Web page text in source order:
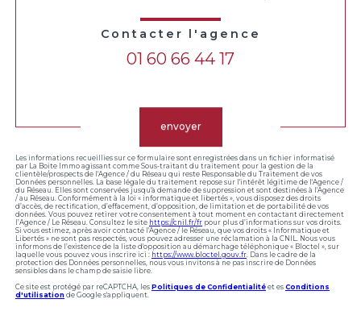
Contacter l'agence
01 60 66 44 17
envoyer
Les informations recueillies sur ce formulaire sont enregistrées dans un fichier informatisé
par La Boite Immo agissant comme Sous-traitant du traitement pour la gestion de la
clientèle/prospects de l'Agence / du Réseau qui reste Responsable du Traitement de vos
Données personnelles. La base légale du traitement repose sur l'intérêt légitime de l'Agence /
du Réseau. Elles sont conservées jusqu'à demande de suppression et sont destinées à l'Agence
/ au Réseau. Conformément à la loi « informatique et libertés », vous disposez des droits
d’accès, de rectification, d’effacement, d’opposition, de limitation et de portabilité de vos
données. Vous pouvez retirer votre consentement à tout moment en contactant directement
l’Agence / Le Réseau. Consultez le site https://cnil.fr/fr pour plus d’informations sur vos droits.
Si vous estimez, après avoir contacté l'Agence / le Réseau, que vos droits « Informatique et
Libertés » ne sont pas respectés, vous pouvez adresser une réclamation à la CNIL. Nous vous
informons de l’existence de la liste d'opposition au démarchage téléphonique « Bloctel », sur
laquelle vous pouvez vous inscrire ici : https://www.bloctel.gouv.fr. Dans le cadre de la
protection des Données personnelles, nous vous invitons à ne pas inscrire de Données
sensibles dans le champ de saisie libre.
Ce site est protégé par reCAPTCHA, les Politiques de Confidentialité et es Conditions
d'utilisation de Google s'appliquent.